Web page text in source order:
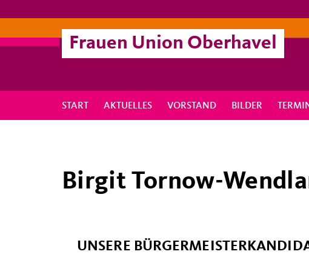
Frauen Union Oberhavel
START AKTUELLES VORSTAND BILDER
Birgit Tornow-
UNSERE